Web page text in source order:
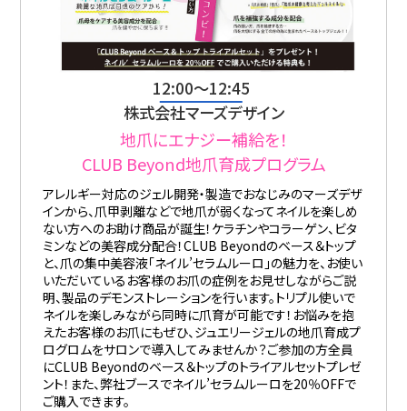
12:00〜12:45
株式会社マーズデザイン
地爪にエナジー補給を！
CLUB Beyond地爪育成プログラム
アレルギー対応のジェル開発・製造でおなじみのマーズデザ
インから、爪甲剥離などで地爪が弱くなってネイルを楽しめ
ない方へのお助け商品が誕生！ケラチンやコラーゲン、ビタ
ミンなどの美容成分配合！CLUB Beyondのベース＆トップ
と、爪の集中美容液「ネイル’セラムルーロ」の魅力を、お使い
いただいているお客様のお爪の症例をお見せしながらご説
明、製品のデモンストレーションを行います。トリプル使いで
ネイルを楽しみながら同時に爪育が可能です！お悩みを抱
えたお客様のお爪にもぜひ、ジュエリージェルの地爪育成プ
ログロムをサロンで導入してみませんか？ご参加の方全員
にCLUB Beyondのベース＆トップのトライアルセットプレゼ
ント！また、弊社ブースでネイル’セラムルーロを20％OFFで
ご購入できます。